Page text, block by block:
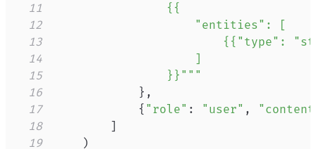
11
12
13
14
15
                }}"""
16
} ,
17
{ "role" : "user" ,
18
]
19
)